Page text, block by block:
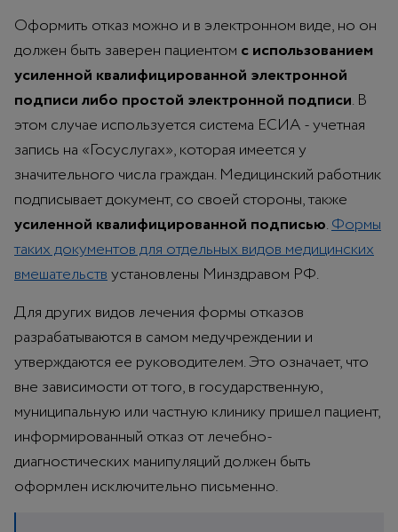
Оформить отказ можно и в электронном виде, но он
должен быть заверен пациентом с использованием
усиленной квалифицированной электронной
подписи либо простой электронной подписи. В
этом случае используется система ЕСИА - учетная
запись на «Госуслугах», которая имеется у
значительного числа граждан. Медицинский работник
подписывает документ, со своей стороны, также
усиленной квалифицированной подписью.Формы
таких документов для отдельных видов медицинских
вмешательствустановлены Минздравом РФ.
Для других видов лечения формы отказов
разрабатываются в самом медучреждении и
утверждаются ее руководителем. Это означает, что
вне зависимости от того, в государственную,
муниципальную или частную клинику пришел пациент,
информированный отказ от лечебно-
диагностических манипуляций должен быть
оформлен исключительно письменно.